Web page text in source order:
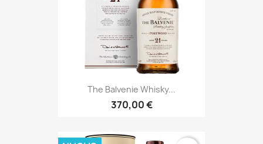
The Balvenie Whisky...
370,00 €